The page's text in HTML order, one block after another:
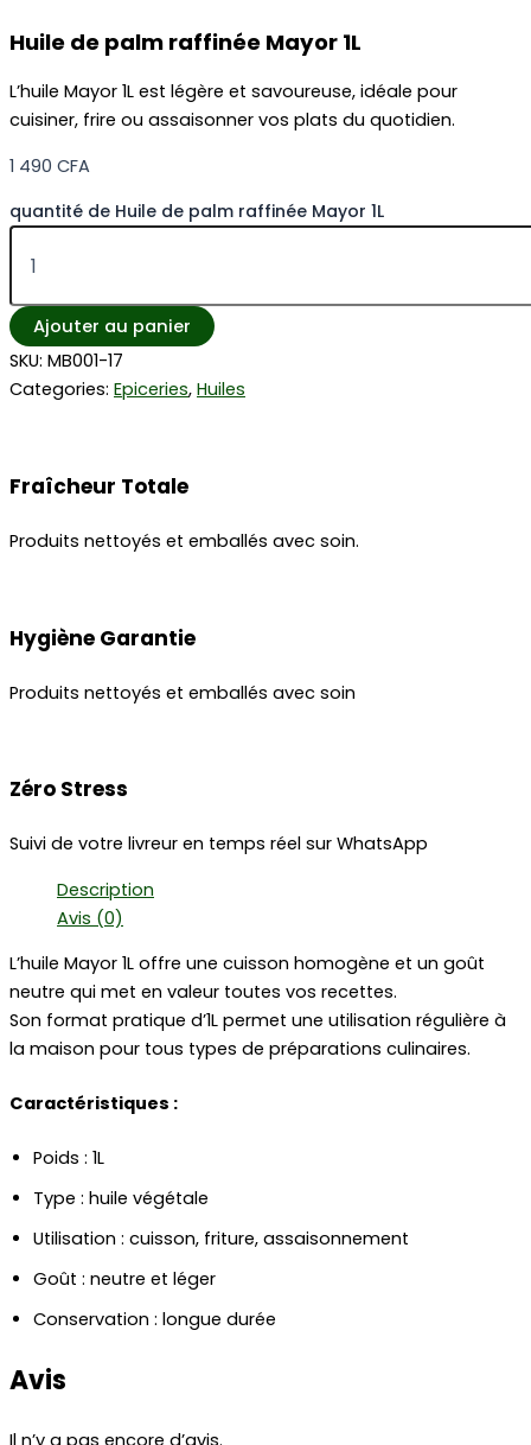
Huile de palm raffinée Mayor 1L
L’huile Mayor 1L est légère et savoureuse, idéale pour
cuisiner, frire ou assaisonner vos plats du quotidien.
1 490 CFA
quantité de Huile de palm raffinée Mayor 1L
Ajouter au panier
SKU: MB001-17
Categories: Epiceries, Huiles
Fraîcheur Totale
Produits nettoyés et emballés avec soin.
Hygiène Garantie
Produits nettoyés et emballés avec soin
Zéro Stress
Suivi de votre livreur en temps réel sur WhatsApp
Description
Avis (0)
L’huile Mayor 1L offre une cuisson homogène et un goût
neutre qui met en valeur toutes vos recettes.
Son format pratique d’1L permet une utilisation régulière à
la maison pour tous types de préparations culinaires.
Caractéristiques :
Poids : 1L
Type : huile végétale
Utilisation : cuisson, friture, assaisonnement
Goût : neutre et léger
Conservation : longue durée
Avis
Il n’y a pas encore d’avis.